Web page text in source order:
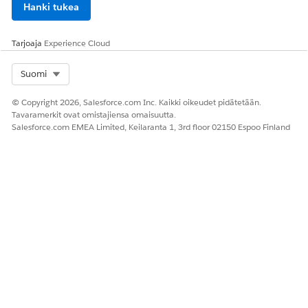
Hanki tukea
Tarjoaja Experience Cloud
Suomi
© Copyright 2026, Salesforce.com Inc. Kaikki oikeudet pidätetään.
Tavaramerkit ovat omistajiensa omaisuutta.
Salesforce.com EMEA Limited, Keilaranta 1, 3rd floor 02150 Espoo Finland